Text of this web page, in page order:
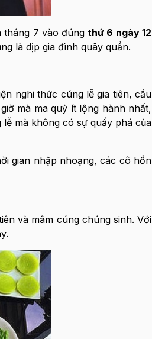
tháng 7 vào đúng thứ 6 ngày 12
là dịp gia đình quây quần.
nghi thức cúng lễ gia tiên, cầu
mà ma quỷ ít lộng hành nhất,
mà không có sự quấy phá của
gian nhập nhoạng, các cô hồn
và mâm cúng chúng sinh. Với